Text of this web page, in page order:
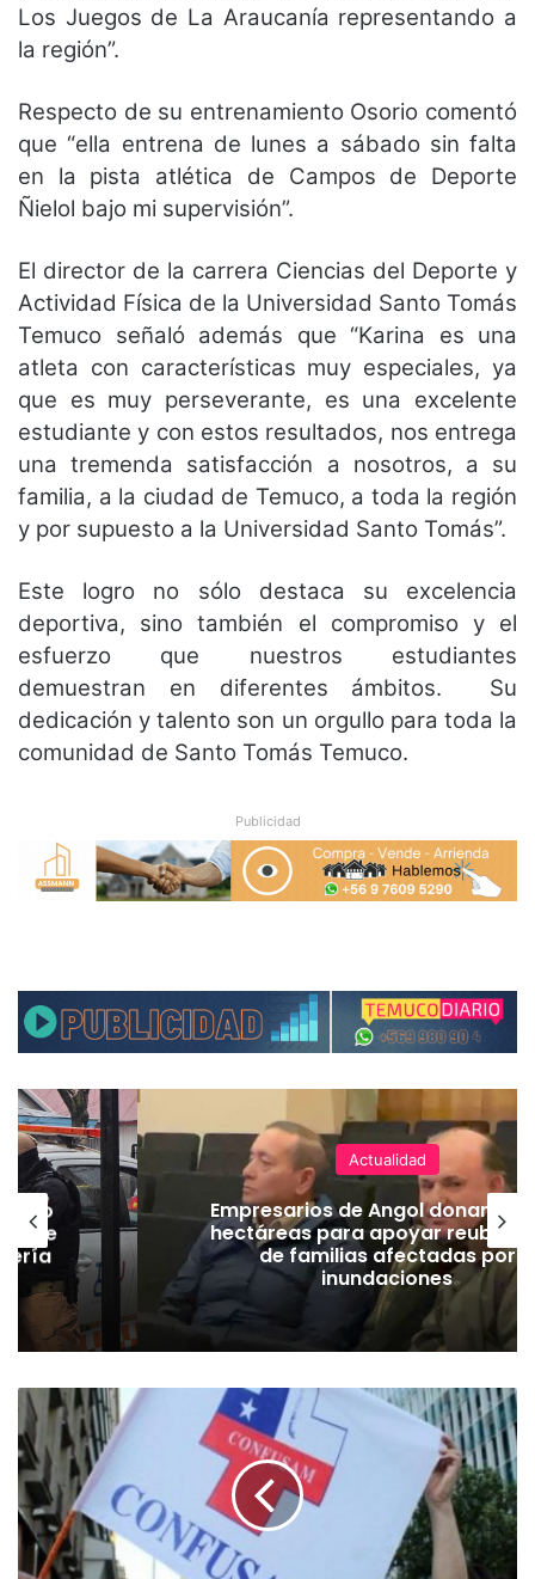
Los Juegos de La Araucanía representando a
la región”.
Respecto de su entrenamiento Osorio comentó
que “ella entrena de lunes a sábado sin falta
en la pista atlética de Campos de Deporte
Ñielol bajo mi supervisión”.
El director de la carrera Ciencias del Deporte y
Actividad Física de la Universidad Santo Tomás
Temuco señaló además que “Karina es una
atleta con características muy especiales, ya
que es muy perseverante, es una excelente
estudiante y con estos resultados, nos entrega
una tremenda satisfacción a nosotros, a su
familia, a la ciudad de Temuco, a toda la región
y por supuesto a la Universidad Santo Tomás”.
Este logro no sólo destaca su excelencia
deportiva, sino también el compromiso y el
esfuerzo que nuestros estudiantes
demuestran en diferentes ámbitos. Su
dedicación y talento son un orgullo para toda la
comunidad de Santo Tomás Temuco.
Publicidad
de
Actualidad
Empresarios de Angol donan
hectáreas para apoyar
de familias afectadas por
inundaciones
n
c
i
o